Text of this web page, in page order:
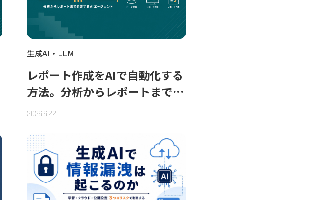
生成AI・LLM
レポート作成をAIで自動化する
方法。分析からレポートまで自
走するAIエージェントの作り方
2026.6.22